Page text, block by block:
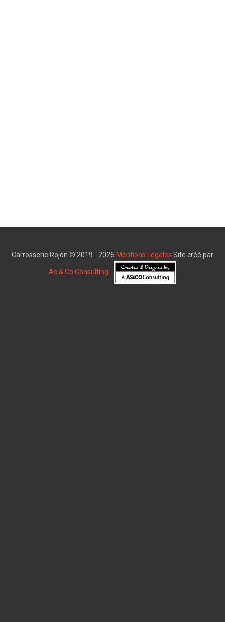
Carrosserie Rojon © 2019 - 2026 Mentions Légales Site créé par
As & Co Consulting